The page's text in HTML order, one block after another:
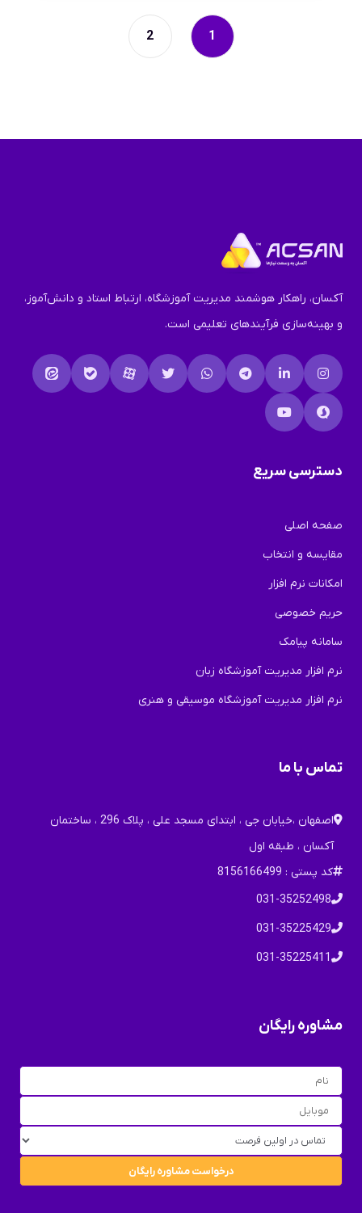
1
2
آکسان، راهکار هوشمند مدیریت آموزشگاه، ارتباط استاد و دانش‌آموز،
و بهینه‌سازی فرآیندهای تعلیمی است.
دسترسی سریع
صفحه اصلی
مقایسه و انتخاب
امکانات نرم افزار
حریم خصوصی
سامانه پیامک
نرم افزار مدیریت آموزشگاه زبان
نرم افزار مدیریت آموزشگاه موسیقی و هنری
تماس با ما
اصفهان ،خیابان جی ، ابتدای مسجد علی ، پلاک 296 ، ساختمان
آکسان ، طبقه اول
کد پستی : 8156166499
031-35252498
031-35225429
031-35225411
مشاوره رایگان